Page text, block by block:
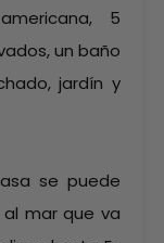
5
un baño
jardín y
se puede
mar que va